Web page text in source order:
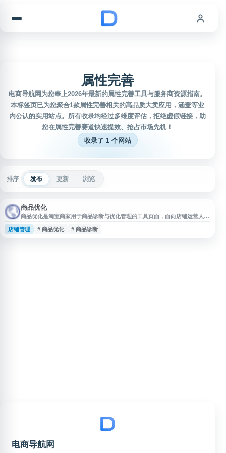
属性完善
电商导航网为您奉上2026年最新的属性完善工具与服务商资源指南。
本标签页已为您聚合1款属性完善相关的高品质大卖应用，涵盖等业
内公认的实用站点。所有收录均经过多维度评估，拒绝虚假链接，助
您在属性完善赛道快速提效、抢占市场先机！
收录了 1 个网站
排序 发布 更新 浏览
商品优化
商品优化是淘宝商家用于商品诊断与优化管理的工具页面，面向店铺运营人员
提供商品信息检查、问题提示和优化建议等相关功能，帮助商家了解商品在标
题、属性、详情、发布规范等方面的完善情况。适合淘宝卖家进行商品维护、
店铺管理 # 商品优化 # 商品诊断
电商导航网